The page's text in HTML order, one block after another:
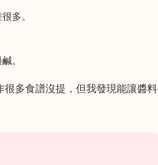
多。
。
多食譜沒提，但我發現能讓醬料